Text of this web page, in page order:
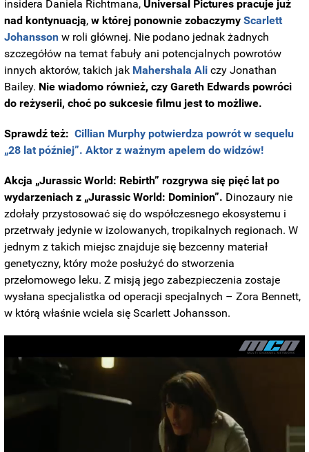
insidera Daniela Richtmana,Universal Pictures pracuje już
nad kontynuacją,w której ponownie zobaczymyScarlett
Johansson w roli głównej. Nie podano jednak żadnych
szczegółów na temat fabuły ani potencjalnych powrotów
innych aktorów, takich jak Mahershala Ali czy Jonathan
Bailey. Nie wiadomo również, czy Gareth Edwards powróci
do reżyserii, choć po sukcesie filmu jest to możliwe.
Sprawdź też:Cillian Murphy potwierdza powrót w sequelu
„28 lat później”. Aktor z ważnym apelem do widzów!
Akcja „Jurassic World: Rebirth” rozgrywa się pięć lat po
wydarzeniach z „Jurassic World: Dominion”. Dinozaury nie
zdołały przystosować się do współczesnego ekosystemu i
przetrwały jedynie w izolowanych, tropikalnych regionach. W
jednym z takich miejsc znajduje się bezcenny materiał
genetyczny, który może posłużyć do stworzenia
przełomowego leku. Z misją jego zabezpieczenia zostaje
wysłana specjalistka od operacji specjalnych – Zora Bennett,
w którą właśnie wciela się Scarlett Johansson.